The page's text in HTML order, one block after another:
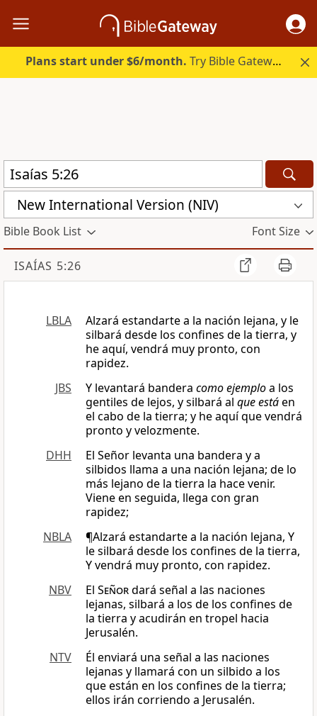
Plans start under $6/month. Try Bible Gateway Plus.
New International Version (NIV)
Bible Book List Font Size
ISAÍAS 5:26
LBLA
Alzará estandarte a la nación lejana, y le
silbará desde los confines de la tierra, y
he aquí, vendrá muy pronto, con
rapidez.
JBS
Y levantará bandera como ejemploa los
gentiles de lejos, y silbará al que estáen
el cabo de la tierra; y he aquí que vendrá
pronto y velozmente.
DHH
El Señor levanta una bandera y a
silbidos llama a una nación lejana; de lo
más lejano de la tierra la hace venir.
Viene en seguida, llega con gran
rapidez;
NBLA
¶Alzará estandarte a la nación lejana, Y
le silbará desde los confines de la tierra,
Y vendrá muy pronto, con rapidez.
NBV
El Señordará señal a las naciones
lejanas, silbará a los de los confines de
la tierra y acudirán en tropel hacia
Jerusalén.
NTV
Él enviará una señal a las naciones
lejanas y llamará con un silbido a los
que están en los confines de la tierra;
ellos irán corriendo a Jerusalén.